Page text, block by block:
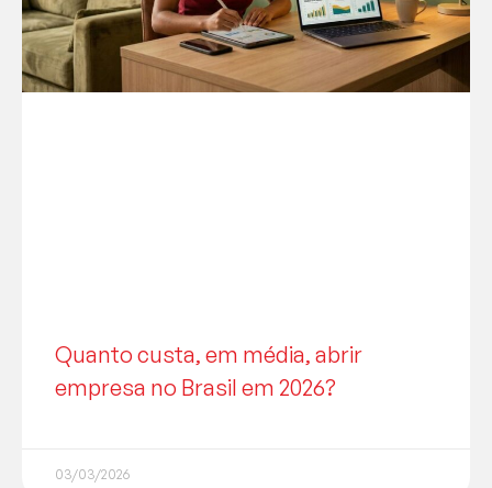
Quanto custa, em média, abrir
empresa no Brasil em 2026?
03/03/2026